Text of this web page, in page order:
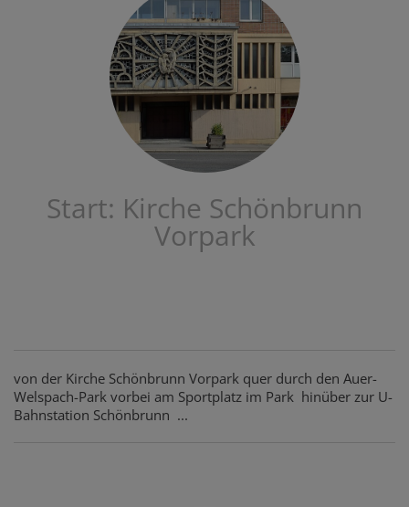
Start: Kirche Schönbrunn
Vorpark
von der Kirche Schönbrunn Vorpark quer durch den Auer-
Welspach-Park vorbei am Sportplatz im Park hinüber zur U-
Bahnstation Schönbrunn ...